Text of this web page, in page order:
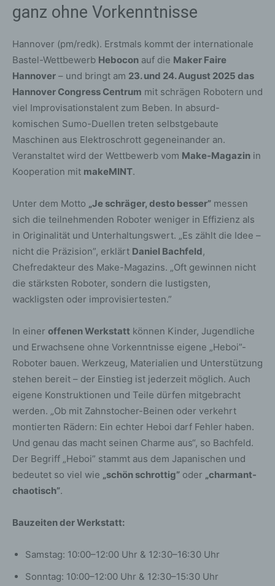
ganz ohne Vorkenntnisse
Hannover (pm/redk). Erstmals kommt der internationale
Bastel-Wettbewerb Hebocon auf die Maker Faire
Hannover – und bringt am 23. und 24. August 2025 das
Hannover Congress Centrum mit schrägen Robotern und
viel Improvisationstalent zum Beben. In absurd-
komischen Sumo-Duellen treten selbstgebaute
Maschinen aus Elektroschrott gegeneinander an.
Veranstaltet wird der Wettbewerb vom Make-Magazin in
Kooperation mit makeMINT.
Unter dem Motto „Je schräger, desto besser” messen
sich die teilnehmenden Roboter weniger in Effizienz als
in Originalität und Unterhaltungswert. „Es zählt die Idee –
nicht die Präzision”, erklärt Daniel Bachfeld,
Chefredakteur des Make-Magazins. „Oft gewinnen nicht
die stärksten Roboter, sondern die lustigsten,
wackligsten oder improvisiertesten.”
In einer offenen Werkstatt können Kinder, Jugendliche
und Erwachsene ohne Vorkenntnisse eigene „Heboi”-
Roboter bauen. Werkzeug, Materialien und Unterstützung
stehen bereit – der Einstieg ist jederzeit möglich. Auch
eigene Konstruktionen und Teile dürfen mitgebracht
werden. „Ob mit Zahnstocher-Beinen oder verkehrt
montierten Rädern: Ein echter Heboi darf Fehler haben.
Und genau das macht seinen Charme aus“, so Bachfeld.
Der Begriff „Heboi” stammt aus dem Japanischen und
bedeutet so viel wie „schön schrottig” oder „charmant-
chaotisch”.
Bauzeiten der Werkstatt:
Samstag: 10:00–12:00 Uhr & 12:30–16:30 Uhr
Sonntag: 10:00–12:00 Uhr & 12:30–15:30 Uhr